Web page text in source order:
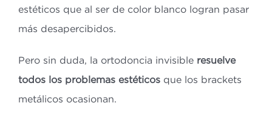
estéticos que al ser de color blanco logran pasar
más desapercibidos.
Pero sin duda, la ortodoncia invisible resuelve
todos los problemas estéticosque los brackets
metálicos ocasionan.